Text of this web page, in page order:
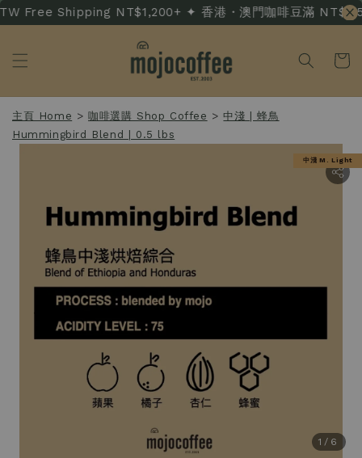
Free Shipping NT$1,200+ ✦ 香港・澳門咖啡豆滿
主頁 Home >咖啡選購 Shop Coffee >中淺 | 蜂鳥
Hummingbird Blend | 0.5 lbs
1 /6
中淺 M. Light